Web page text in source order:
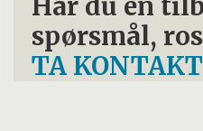
Har du en
spørsmål,
TA